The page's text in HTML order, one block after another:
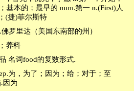
基本的；最早的 num.第一 n.(First)人
(捷)菲尔斯特
佛罗里达（美国东南部的州）
养料
名词food的复数形式.
为，为了；因为；给；对于；至
因为